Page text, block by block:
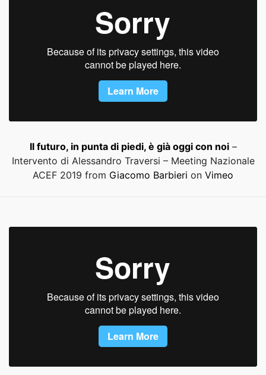
Il futuro, in punta di piedi, è già oggi con noi–
Intervento di Alessandro Traversi – Meeting Nazionale
ACEF 2019 from Giacomo Barbieri on Vimeo